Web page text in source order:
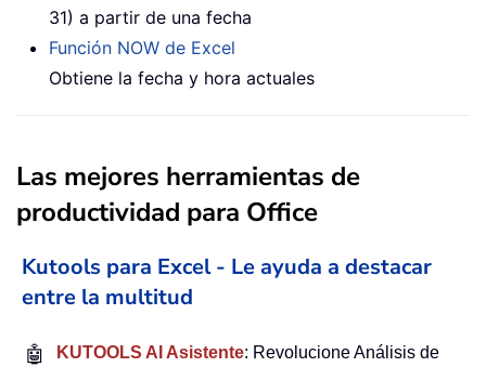
31) a partir de una fecha
Función NOW de Excel
Obtiene la fecha y hora actuales
Las mejores herramientas de
productividad para Office
Kutools para Excel - Le ayuda a destacar
entre la multitud
🤖 KUTOOLS AI Asistente: Revolucione Análisis de